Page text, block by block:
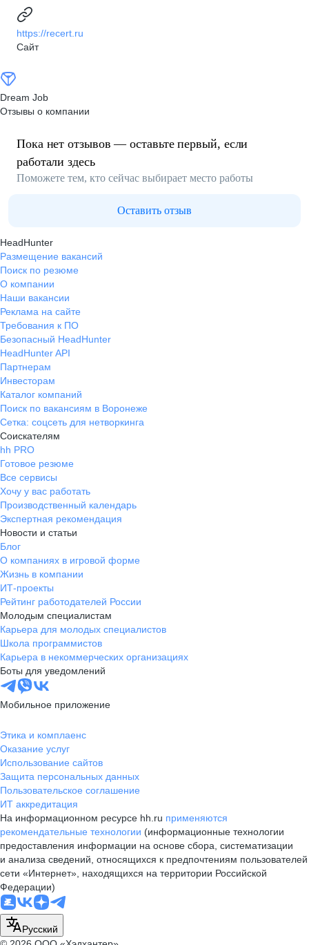
https://recert.ru
Сайт
Dream Job
Отзывы о компании
Пока нет отзывов — оставьте первый, если
работали здесь
Поможете тем, кто сейчас выбирает место работы
Оставить отзыв
HeadHunter
Размещение вакансий
Поиск по резюме
О компании
Наши вакансии
Реклама на сайте
Требования к ПО
Безопасный HeadHunter
HeadHunter API
Партнерам
Инвесторам
Каталог компаний
Поиск по вакансиям в Воронеже
Сетка: соцсеть для нетворкинга
Соискателям
hh PRO
Готовое резюме
Все сервисы
Хочу у вас работать
Производственный календарь
Экспертная рекомендация
Новости и статьи
Блог
О компаниях в игровой форме
Жизнь в компании
ИТ-проекты
Рейтинг работодателей России
Молодым специалистам
Карьера для молодых специалистов
Школа программистов
Карьера в некоммерческих организациях
Боты для уведомлений
Мобильное приложение
Этика и комплаенс
Оказание услуг
Использование сайтов
Защита персональных данных
Пользовательское соглашение
ИТ аккредитация
На информационном ресурсе hh.ru применяются
рекомендательные технологии (информационные технологии
предоставления информации на основе сбора, систематизации
и анализа сведений, относящихся к предпочтениям пользователей
сети «Интернет», находящихся на территории Российской
Федерации)
Русский